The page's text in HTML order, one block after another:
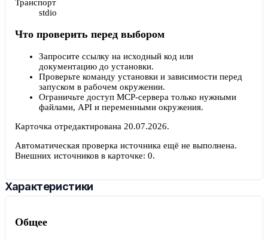
Транспорт
stdio
Что проверить перед выбором
Запросите ссылку на исходный код или
документацию до установки.
Проверьте команду установки и зависимости перед
запуском в рабочем окружении.
Ограничьте доступ MCP-сервера только нужными
файлами, API и переменными окружения.
Карточка отредактирована 20.07.2026.
Автоматическая проверка источника ещё не выполнена.
Внешних источников в карточке: 0.
Характеристики
Общее